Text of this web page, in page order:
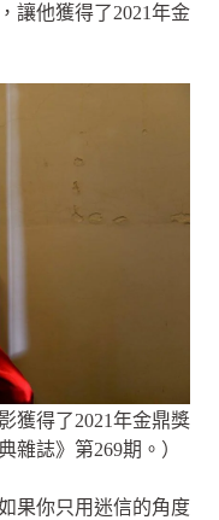
讓他獲得了2021年金
獲得了2021年金鼎獎
雜誌》第269期。）
果你只用迷信的角度